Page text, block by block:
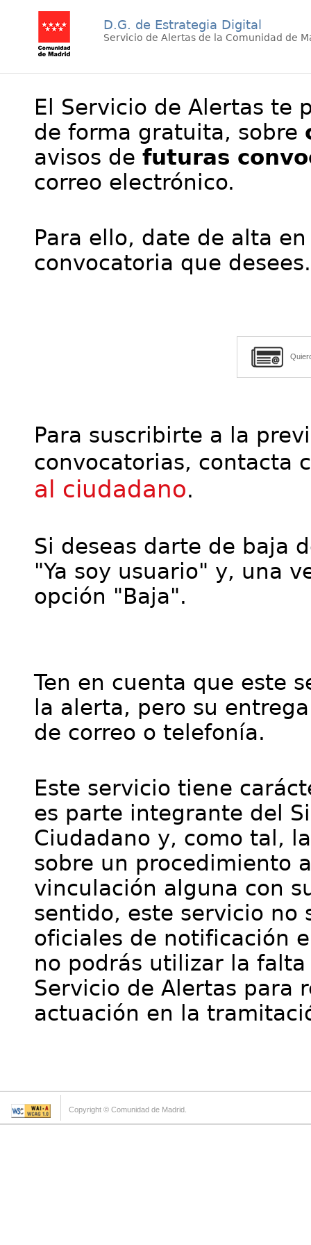
D.G. de Estrategia Digital
Servicio de Alertas de la Comunidad de
El Servicio de Alertas te
de forma gratuita, sobre
avisos de futuras
correo electrónico.
Para ello, date de alta
convocatoria que desees.
Para suscribirte a la
convocatorias, contacta
al ciudadano.
Si deseas darte de baja
"Ya soy usuario" y, una
opción "Baja".
Ten en cuenta que este
la alerta, pero su
de correo o telefonía.
Este servicio tiene
es parte integrante del
Ciudadano y, como tal,
sobre un procedimiento
vinculación alguna con
sentido, este servicio no
oficiales de notificación
no podrás utilizar la
Servicio de Alertas para
actuación en la
Copyright © Comunidad de Madrid.